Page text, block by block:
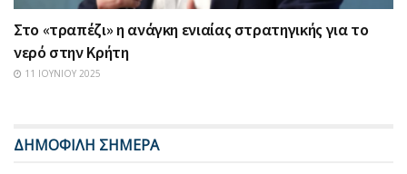
Στο «τραπέζι» η ανάγκη ενιαίας στρατηγικής για το
νερό στην Κρήτη
11 ΙΟΥΝΊΟΥ 2025
ΔΗΜΟΦΙΛΗ ΣΗΜΕΡΑ